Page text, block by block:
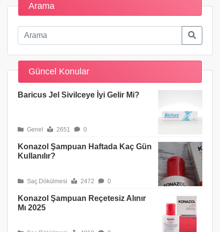
Arama
Güncel Konular
Baricus Jel Sivilceye İyi Gelir Mi?
Genel 2651 0
Konazol Şampuan Haftada Kaç Gün
Kullanılır?
Saç Dökülmesi 2472 0
Konazol Şampuan Reçetesiz Alınır
Mı 2025